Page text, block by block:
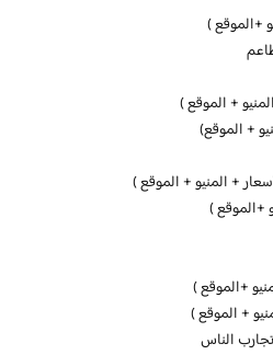
+الموقع )
+ الموقع )
+ الموقع)
+ المنيو + الموقع )
+الموقع )
+الموقع )
+ الموقع )
الناس